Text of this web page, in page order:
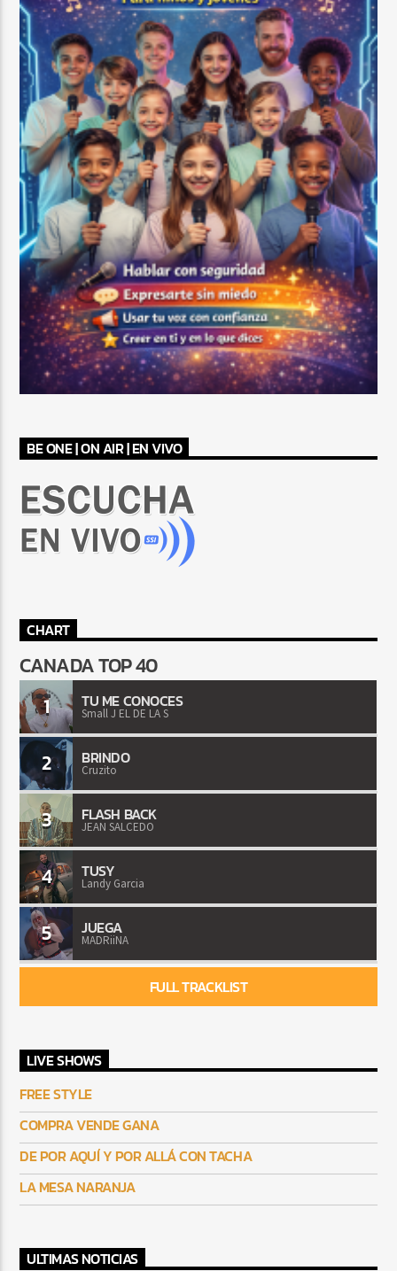
BE ONE | ON AIR | EN VIVO
CHART
CANADA TOP 40
1 TU ME CONOCES
Small J EL DE LA S
2 BRINDO
Cruzito
3 FLASH BACK
JEAN SALCEDO
4 TUSY
Landy Garcia
5 JUEGA
MADRiiNA
FULL TRACKLIST
LIVE SHOWS
FREE STYLE
COMPRA VENDE GANA
DE POR AQUÍ Y POR ALLÁ CON TACHA
LA MESA NARANJA
ULTIMAS NOTICIAS